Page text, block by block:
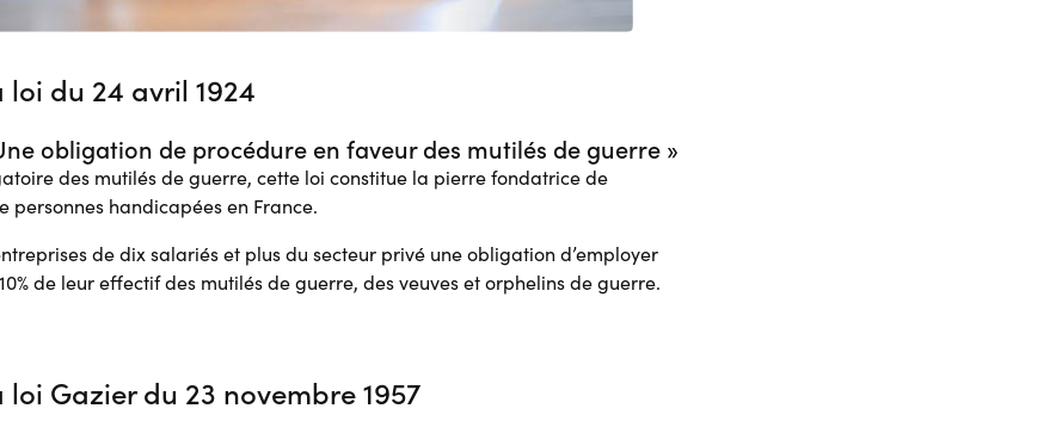
loi du 24 avril 1924
obligation de procédure en faveur des mutilés de guerre »
des mutilés de guerre, cette loi constitue la pierre fondatrice de
personnes handicapées en France.
de dix salariés et plus du secteur privé une obligation d’employer
de leur effectif des mutilés de guerre, des veuves et orphelins de guerre.
loi Gazier du 23 novembre 1957